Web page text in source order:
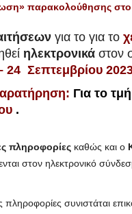
παρακολούθησης στο
για το για το
ηλεκτρονικά στον
24 Σεπτεμβρίου
Για το
.
πληροφορίες καθώς και ο
στον ηλεκτρονικό
πληροφορίες συνιστάται